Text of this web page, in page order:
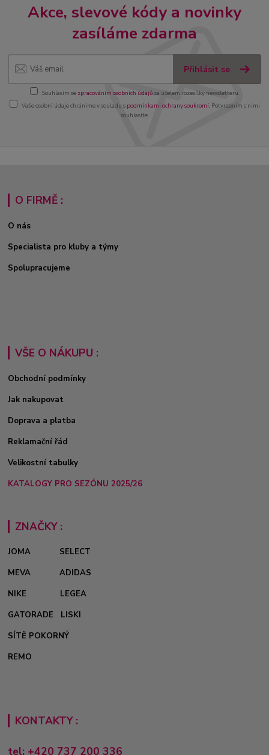
Akce, slevové kódy a novinky
zasíláme zdarma
Přihlásit se
Souhlasím se zpracováním osobních údajůza účelem rozesílky newsletteru.
Vaše osobní údaje chráníme v souladu s podmínkami ochrany soukromí. Potvrzením s nimi
souhlasíte.
O FIRMĚ :
O nás
Specialista pro kluby a týmy
Spolupracujeme
VŠE O NÁKUPU :
Obchodní podmínky
Jak nakupovat
Doprava a platba
Reklamační řád
Velikostní tabulky
KATALOGY PRO SEZÓNU 2025/26
ZNAČKY :
JOMA
SELECT
MEVA
ADIDAS
NIKE
LEGEA
GATORADE
LISKI
SÍTĚ POKORNÝ
REMO
KONTAKTY :
tel: +420 737 200 336